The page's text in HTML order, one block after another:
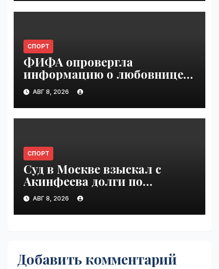
СПОРТ
ФИФА опровергла
информацию о любовнице
Инфантино | VseTime.ru
АВГ 8, 2026
СПОРТ
Суд в Москве взыскал с
Акинфеева долги по
коммунальным платежам |
VseTime.ru
АВГ 8, 2026
Добавить комментарий